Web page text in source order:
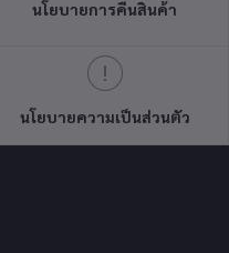
นโยบายการคืนสินค้า
นโยบายความเป็นส่วนตัว